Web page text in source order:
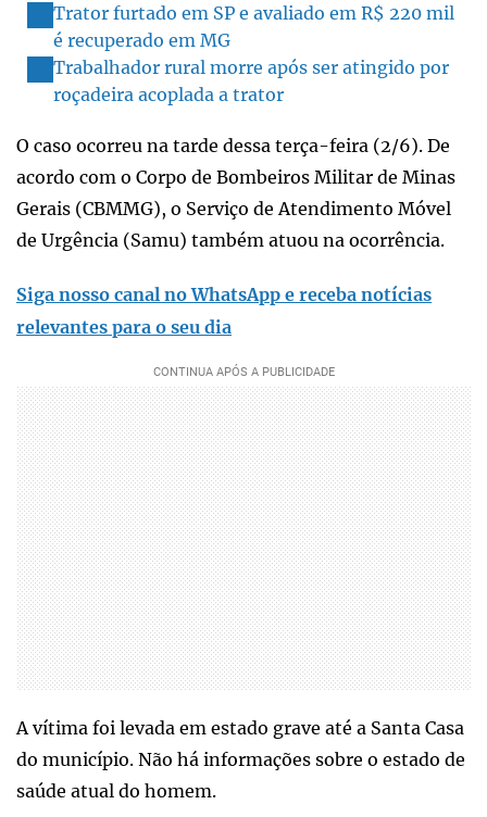
Trator furtado em SP e avaliado em R$ 220 mil
é recuperado em MG
Trabalhador rural morre após ser atingido por
roçadeira acoplada a trator
O caso ocorreu na tarde dessa terça-feira (2/6). De
acordo com o Corpo de Bombeiros Militar de Minas
Gerais (CBMMG), o Serviço de Atendimento Móvel
de Urgência (Samu) também atuou na ocorrência.
Siga nosso canal no WhatsApp e receba notícias
relevantes para o seu dia
A vítima foi levada em estado grave até a Santa Casa
do município. Não há informações sobre o estado de
saúde atual do homem.